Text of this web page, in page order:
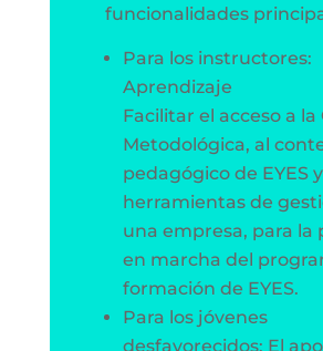
funcionalidades
Para los instructores:
Aprendizaje
Facilitar el acceso a la
Metodológica, al
pedagógico de EYES
herramientas de
una empresa, para la
en marcha del
formación de EYES.
Para los jóvenes
desfavorecidos: El